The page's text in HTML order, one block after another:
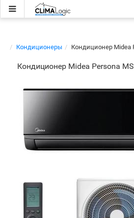
Кондиционеры Кондиционер Midea
Кондиционер Midea Persona